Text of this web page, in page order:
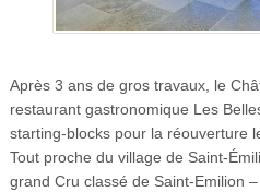
Après 3 ans de gros travaux, le
restaurant gastronomique Les
starting-blocks pour la réouverture
Tout proche du village de Saint-
grand Cru classé de Saint-Emilion